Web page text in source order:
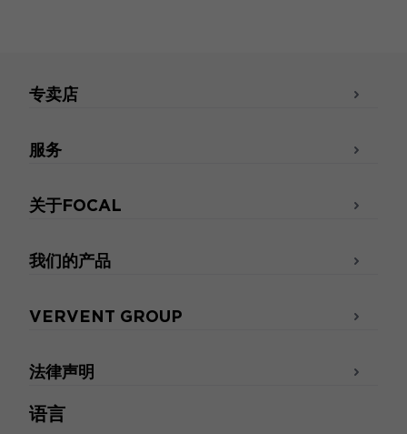
语言
专卖店
服务
关于FOCAL
我们的产品
VERVENT GROUP
法律声明